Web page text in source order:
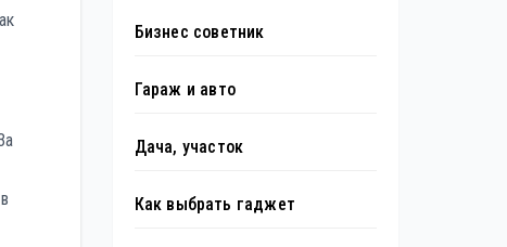
Бизнес советник
Гараж и авто
Дача, участок
Как выбрать гаджет